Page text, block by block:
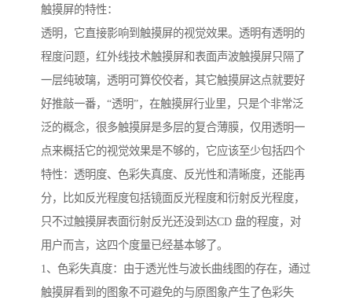
触摸屏的特性：
透明，它直接影响到触摸屏的视觉效果。透明有透明的
程度问题，红外线技术触摸屏和表面声波触摸屏只隔了
一层纯玻璃，透明可算佼佼者，其它触摸屏这点就要好
好推敲一番，“透明”，在触摸屏行业里，只是个非常泛
泛的概念，很多触摸屏是多层的复合薄膜，仅用透明一
点来概括它的视觉效果是不够的，它应该至少包括四个
特性：透明度、色彩失真度、反光性和清晰度，还能再
分，比如反光程度包括镜面反光程度和衍射反光程度，
只不过触摸屏表面衍射反光还没到达CD 盘的程度，对
用户而言，这四个度量已经基本够了。
1、色彩失真度：由于透光性与波长曲线图的存在，通过
触摸屏看到的图象不可避免的与原图象产生了色彩失